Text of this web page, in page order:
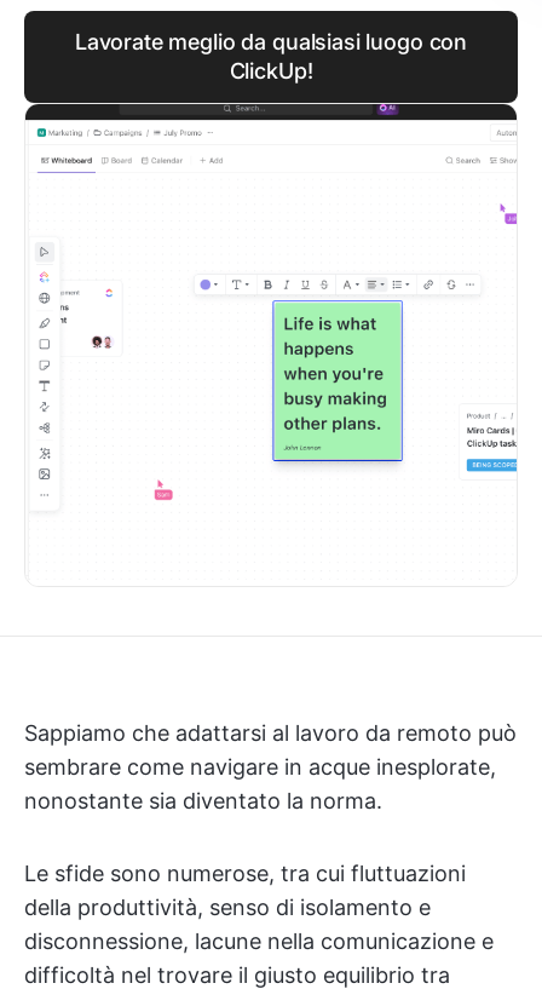
Lavorate meglio da qualsiasi luogo con
ClickUp!
Sappiamo che adattarsi al lavoro da remoto può
sembrare come navigare in acque inesplorate,
nonostante sia diventato la norma.
Le sfide sono numerose, tra cui fluttuazioni
della produttività, senso di isolamento e
disconnessione, lacune nella comunicazione e
difficoltà nel trovare il giusto equilibrio tra